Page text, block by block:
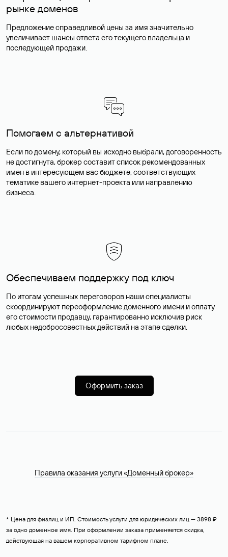
рынке доменов
Предложение справедливой цены за имя значительно
увеличивает шансы ответа его текущего владельца и
последующей продажи.
Помогаем с альтернативой
Если по домену, который вы исходно выбрали, договоренность
не достигнута, брокер составит список рекомендованных
имен в интересующем вас бюджете, соответствующих
тематике вашего интернет-проекта или направлению
бизнеса.
Обеспечиваем поддержку под ключ
По итогам успешных переговоров наши специалисты
скоординируют переоформление доменного имени и оплату
его стоимости продавцу, гарантированно исключив риск
любых недобросовестных действий на этапе сделки.
Оформить заказ
Правила оказания услуги «Доменный брокер»
* Цена для физлиц и ИП. Стоимость услуги для юридических лиц — 3898 ₽
за одно доменное имя. При оформлении заказа применяется скидка,
действующая на вашем корпоративном тарифном плане.